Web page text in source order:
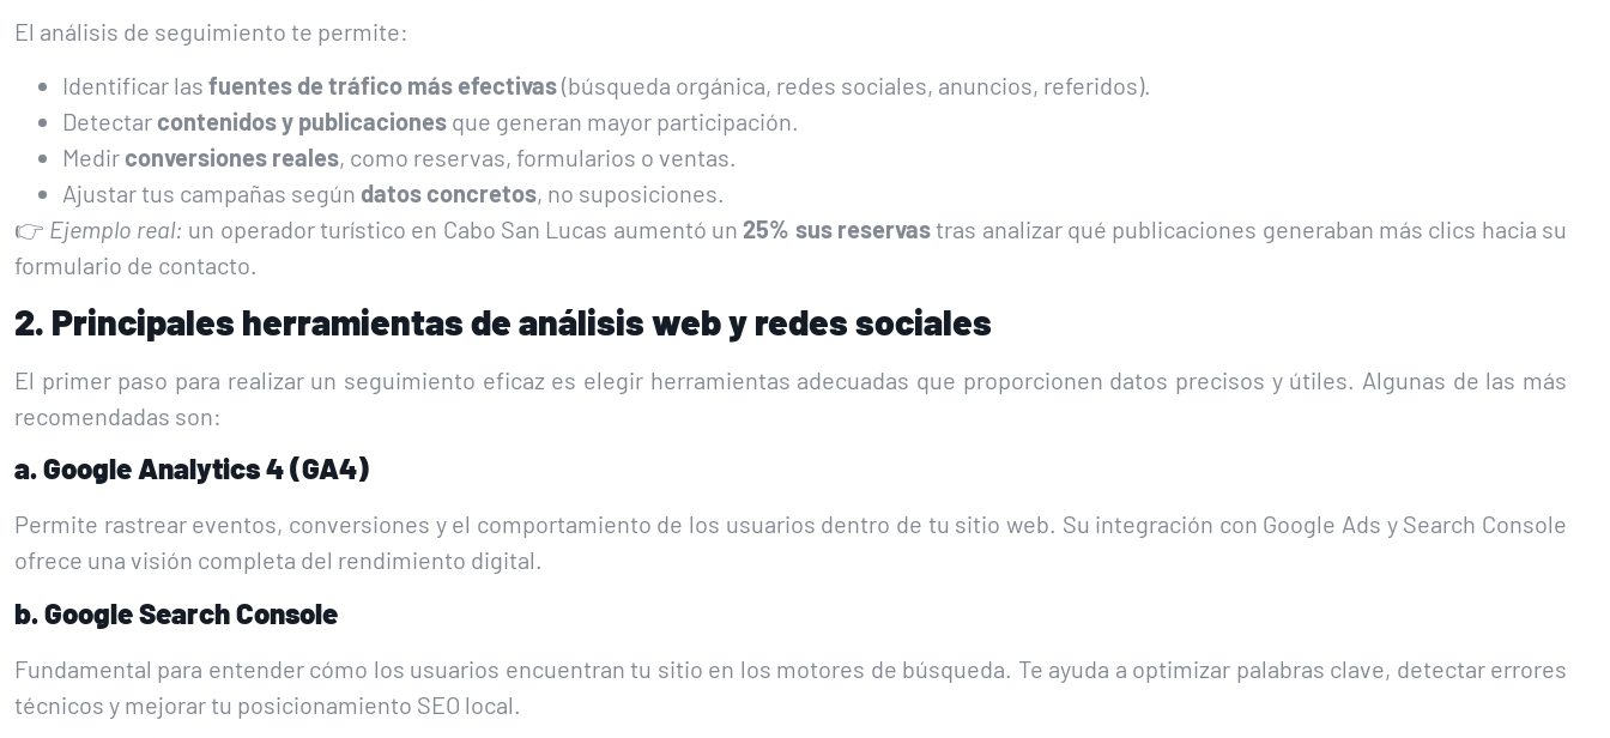
El análisis de seguimiento te permite:
Identificar las fuentes de tráfico más efectivas(búsqueda orgánica, redes sociales, anuncios, referidos).
Detectarcontenidos y publicaciones que generan mayor participación.
Medirconversiones reales, como reservas, formularios o ventas.
Ajustar tus campañas según datos concretos, no suposiciones.
👉 Ejemplo real: un operador turístico en Cabo San Lucas aumentó un 25% sus reservastras analizar qué publicaciones generaban más clics hacia su
formulario de contacto.
2. Principales herramientas de análisis web y redes sociales
El primer paso para realizar un seguimiento eficaz es elegir herramientas adecuadas que proporcionen datos precisos y útiles. Algunas de las más
recomendadas son:
a. Google Analytics 4 (GA4)
Permite rastrear eventos, conversiones y el comportamiento de los usuarios dentro de tu sitio web. Su integración con Google Ads y Search Console
ofrece una visión completa del rendimiento digital.
b. Google Search Console
Fundamental para entender cómo los usuarios encuentran tu sitio en los motores de búsqueda. Te ayuda a optimizar palabras clave, detectar errores
técnicos y mejorar tu posicionamiento SEO local.